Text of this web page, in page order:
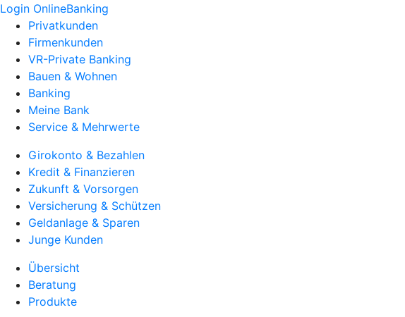
Login OnlineBanking
Privatkunden
Firmenkunden
VR-Private Banking
Bauen & Wohnen
Banking
Meine Bank
Service & Mehrwerte
Girokonto & Bezahlen
Kredit & Finanzieren
Zukunft & Vorsorgen
Versicherung & Schützen
Geldanlage & Sparen
Junge Kunden
Übersicht
Beratung
Produkte